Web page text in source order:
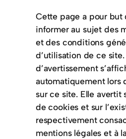
Cette page a pour but
informer au sujet des
et des conditions
d’utilisation de ce
d’avertissement
automatiquement lors
sur ce site. Elle avertit
de cookies et sur
respectivement
mentions légales et à